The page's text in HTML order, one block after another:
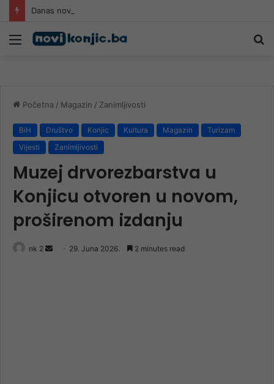
Meni
Početna / Magazin / Zanimljivosti
BiH Društvo Konjic Kultura Magazin
Turizam
Vijesti
Zanimljivosti
Muzej drvorezbarstva u
Konjicu otvoren u novom,
proširenom izdanju
nk 2
Send 29. Juna 2026. 2 minutes read